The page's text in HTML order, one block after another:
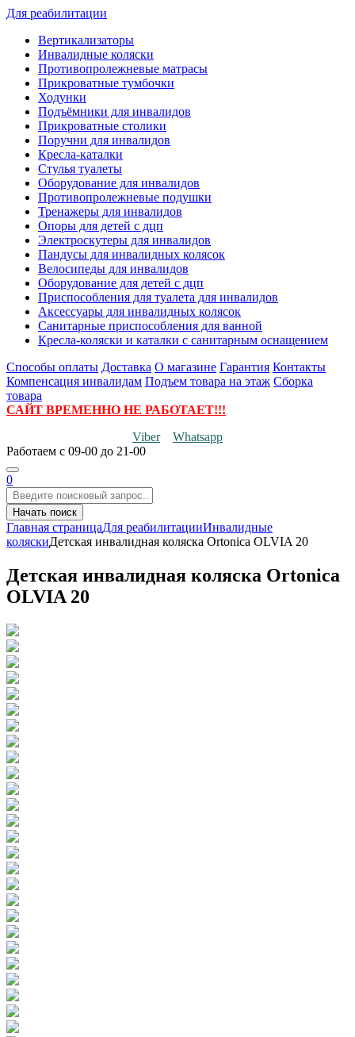
Для реабилитации
Вертикализаторы
Инвалидные коляски
Противопролежневые матрасы
Прикроватные тумбочки
Ходунки
Подъёмники для инвалидов
Прикроватные столики
Поручни для инвалидов
Кресла-каталки
Стулья туалеты
Оборудование для инвалидов
Противопролежневые подушки
Тренажеры для инвалидов
Опоры для детей с дцп
Электроскутеры для инвалидов
Пандусы для инвалидных колясок
Велосипеды для инвалидов
Оборудование для детей с дцп
Приспособления для туалета для инвалидов
Аксессуары для инвалидных колясок
Санитарные приспособления для ванной
Кресла-коляски и каталки с санитарным оснащением
Способы оплаты Доставка О магазине Гарантия Контакты
Компенсация инвалидам Подъем товара на этаж Сборка
товара
САЙТ ВРЕМЕННО НЕ РАБОТАЕТ!!!
Viber
Whatsapp
Работаем с 09-00 до 21-00
0
Начать поиск
Главная страницаДля реабилитацииИнвалидные
коляскиДетская инвалидная коляска Ortonica OLVIA 20
Детская инвалидная коляска Ortonica
OLVIA 20